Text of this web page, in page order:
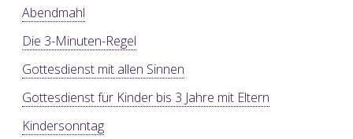
Abendmahl
Die 3-Minuten-Regel
Gottesdienst mit allen Sinnen
Gottesdienst für Kinder bis 3 Jahre mit Eltern
Kindersonntag